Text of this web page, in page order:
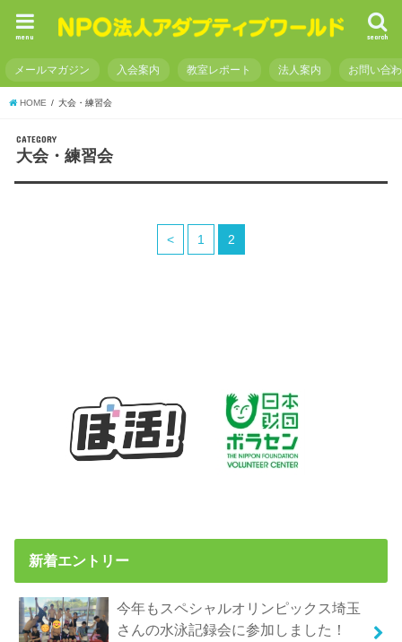
search
menu
メールマガジン 入会案内 教室レポート 法人案内 お問い合
HOME 大会・練習会
CATEGORY
大会・練習会
< 1 2
新着エントリー
今年もスペシャルオリンピックス埼玉
さんの水泳記録会に参加しました！